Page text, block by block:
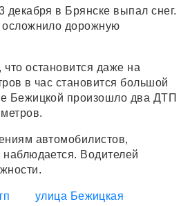
декабря в Брянске выпал снег.
осложнило дорожную
остановится даже на
в час становится большой
Бежицкой произошло два ДТП
автомобилистов,
Водителей
улица Бежицкая